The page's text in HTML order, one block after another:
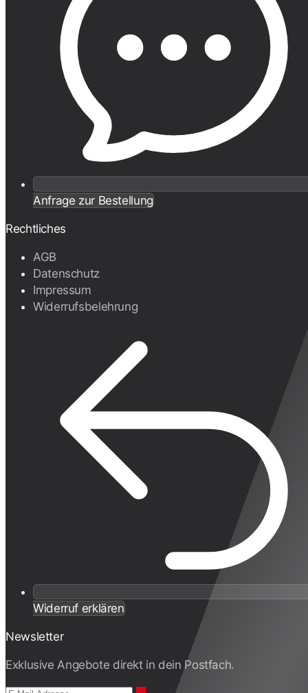
Anfrage zur Bestellung
Rechtliches
AGB
Datenschutz
Impressum
Widerrufsbelehrung
Widerruf erklären
Newsletter
Exklusive Angebote direkt in dein Postfach.